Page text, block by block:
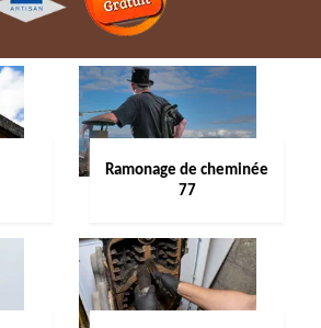
Ramonage de cheminée
77